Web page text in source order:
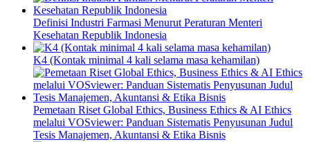
Definisi Industri Farmasi Menurut Peraturan Menteri
Kesehatan Republik Indonesia
K4 (Kontak minimal 4 kali selama masa kehamilan)
Pemetaan Riset Global Ethics, Business Ethics & AI Ethics
melalui VOSviewer: Panduan Sistematis Penyusunan Judul
Tesis Manajemen, Akuntansi & Etika Bisnis